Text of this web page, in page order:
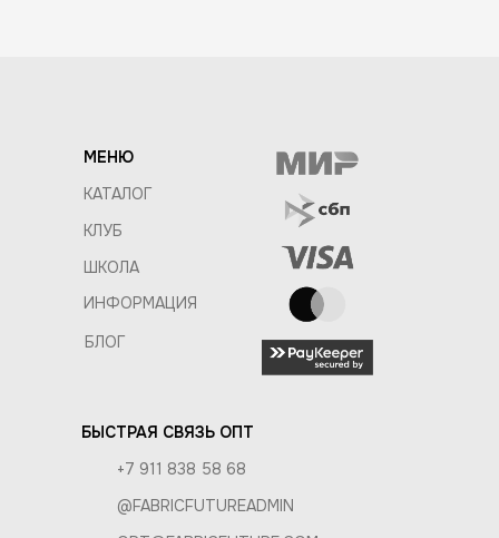
МЕНЮ
КАТАЛОГ
КЛУБ
ШКОЛА
ИНФОРМАЦИЯ
БЛОГ
БЫСТРАЯ СВЯЗЬ ОПТ
+7 911 838 58 68
@FABRICFUTUREADMIN